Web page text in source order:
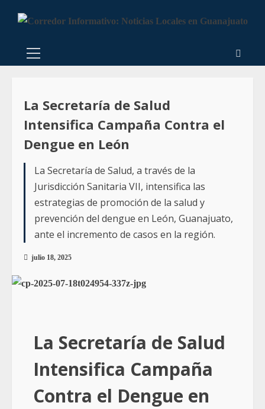
La Secretaría de Salud
Intensifica Campaña Contra el
Dengue en León
La Secretaría de Salud, a través de la
Jurisdicción Sanitaria VII, intensifica las
estrategias de promoción de la salud y
prevención del dengue en León, Guanajuato,
ante el incremento de casos en la región.
julio 18, 2025
La Secretaría de Salud
Intensifica Campaña
Contra el Dengue en